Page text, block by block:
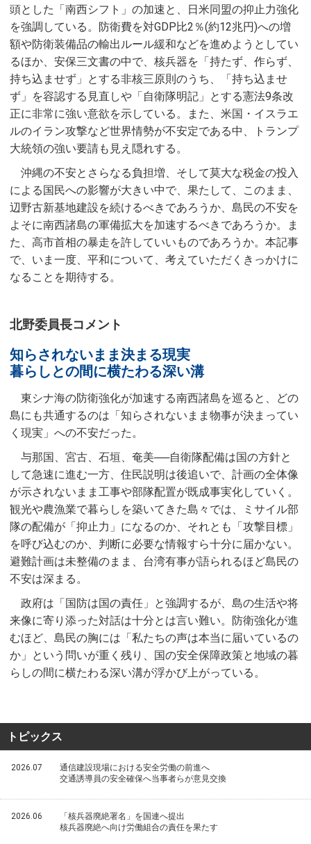
頭とした「南西シフト」の加速と、日米同盟の抑止力強化
を強調している。防衛費を対GDP比2％(約12兆円)への増
額や防衛装備品の輸出ルール緩和などを進めようとしてい
るほか、安保三文書の中で、核兵器を「持たず、作らず、
持ち込ませず」とする非核三原則のうち、「持ち込ませ
ず」を容認する見直しや「自衛隊明記」とする憲法9条改
正に非常に強い意欲を示している。また、米国・イスラエ
ルのイラン攻撃など世界情勢が不安定である中、トランプ
大統領の強い要請も見え隠れする。
沖縄の不安とさらなる負担増、そして莫大な税金の投入
による国民への影響が大きい中で、果たして、このまま、
辺野古新基地建設を続けるべきであろうか、島民の不安を
よそに南西諸島の軍備拡大を加速するべきであろうか。ま
た、高市首相の暴走を許していいものであろうか。本記事
で、いま一度、平和について、考えていただくきっかけに
なることを期待する。
北野委員長コメント
知らされないまま決まる現実
暮らしとの間に横たわる深い溝
東シナ海の防衛強化が加速する南西諸島を巡ると、どの
島にも共通するのは「知らされないまま物事が決まってい
く現実」への不安だった。
与那国、宮古、石垣、奄美──自衛隊配備は国の方針と
して急速に進む一方、住民説明は後追いで、計画の全体像
が示されないまま工事や部隊配置が既成事実化していく。
観光や農漁業で暮らしを築いてきた島々では、ミサイル部
隊の配備が「抑止力」になるのか、それとも「攻撃目標」
を呼び込むのか、判断に必要な情報すら十分に届かない。
避難計画は未整備のまま、台湾有事が語られるほど島民の
不安は深まる。
政府は「国防は国の責任」と強調するが、島の生活や将
来像に寄り添った対話は十分とは言い難い。防衛強化が進
むほど、島民の胸には「私たちの声は本当に届いているの
か」という問いが重く残り、国の安全保障政策と地域の暮
らしの間に横たわる深い溝が浮かび上がっている。
トピックス
2026.07
通信建設現場における安全労働の前進へ
交通誘導員の安全確保へ当事者らが意見交換
2026.06
「核兵器廃絶署名」を国連へ提出
核兵器廃絶へ向け労働組合の責任を果たす